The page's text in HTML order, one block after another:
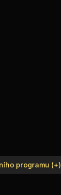
programu (+)